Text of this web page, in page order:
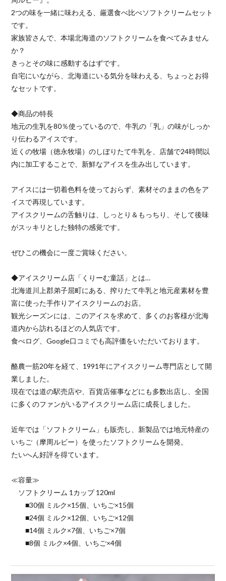
2つの味を一緒に味わえる、厳選食べ比べソフトクリームセット
です。
家族皆さんで、本場北海道のソフトクリームを食べてみません
か？
きっとその味に感動するはずです。
自宅にいながら、北海道にいる気分を味わえる、ちょっとお得
なセットです。
◆商品の特長
地元の生乳を80％使っているので、牛乳の「乳」の味がしっか
り伝わるアイスです。
近くの牧場（徳永牧場）のしぼりたて牛乳を、店舗で24時間以
内に加工することで、新鮮なアイスを生み出しています。
アイスには一切着色料を使っておらず、素材そのままの色をア
イスで再現しています。
アイスクリームの舌触りは、しっとり＆もっちり、そして後味
がスッキリとした独特の感覚です。
ぜひこの機会に一度ご賞味ください。
◆アイスクリーム店「くりーむ童話」とは…
北海道川上郡弟子屈町にある、搾りたて牛乳と地元産素材を豊
富に使った手作りアイスクリームのお店。
観光シーズンには、このアイスを求めて、多くのお客様が北海
道内から訪れるほどの人気店です。
食べログ、Google口コミでも高評価をいただいております。
酪農一筋20年を経て、1991年にアイスクリーム専門店として開
業しました。
現在では道の駅売店や、百貨店催事などにも多数出店し、全国
に多くのファンがいるアイスクリーム店に成長しました。
近年では「ソフトクリーム」も販売し、新製品では地元特産の
いちご（摩周ルビー）を使ったソフトクリームを開発。
たいへん好評を得ています。
≪容量≫
ソフトクリーム 1カップ 120ml
■30個 ミルク×15個、いちご×15個
■24個 ミルク×12個、いちご×12個
■14個 ミルク×7個、いちご×7個
■8個 ミルク×4個、いちご×4個